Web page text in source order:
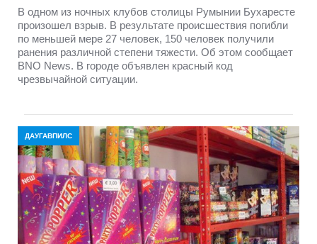
В одном из ночных клубов столицы Румынии Бухаресте
произошел взрыв. В результате происшествия погибли
по меньшей мере 27 человек, 150 человек получили
ранения различной степени тяжести. Об этом сообщает
BNO News. В городе объявлен красный код
чрезвычайной ситуации.
ДАУГАВПИЛС